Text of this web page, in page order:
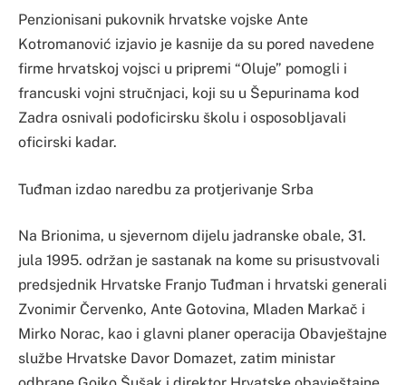
Penzionisani pukovnik hrvatske vojske Ante
Kotromanović izjavio je kasnije da su pored navedene
firme hrvatskoj vojsci u pripremi “Oluje” pomogli i
francuski vojni stručnjaci, koji su u Šepurinama kod
Zadra osnivali podoficirsku školu i osposobljavali
oficirski kadar.
Tuđman izdao naredbu za protjerivanje Srba
Na Brionima, u sjevernom dijelu jadranske obale, 31.
jula 1995. održan je sastanak na kome su prisustvovali
predsjednik Hrvatske Franjo Tuđman i hrvatski generali
Zvonimir Červenko, Ante Gotovina, Mladen Markač i
Mirko Norac, kao i glavni planer operacija Obavještajne
službe Hrvatske Davor Domazet, zatim ministar